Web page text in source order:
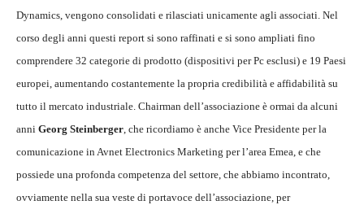
Dynamics, vengono consolidati e rilasciati unicamente agli associati. Nel
corso degli anni questi report si sono raffinati e si sono ampliati fino
comprendere 32 categorie di prodotto (dispositivi per Pc esclusi) e 19 Paesi
europei, aumentando costantemente la propria credibilità e affidabilità su
tutto il mercato industriale. Chairman dell’associazione è ormai da alcuni
anni Georg Steinberger, che ricordiamo è anche Vice Presidente per la
comunicazione in Avnet Electronics Marketing per l’area Emea, e che
possiede una profonda competenza del settore, che abbiamo incontrato,
ovviamente nella sua veste di portavoce dell’associazione, per